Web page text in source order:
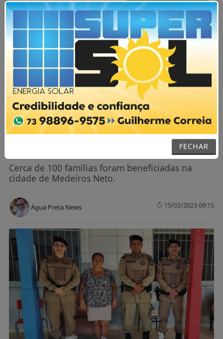
AGORA AO VIVO
FECHAR
NOTÍCIAS / GERAL
PMBA, através da 87ª e 44ª CIPMs,
entrega alimentos da Campanha Força
Cerca de 100 famílias foram beneficiadas na
cidade de Medeiros Neto.
Água Preta News 15/02/2023 09:15